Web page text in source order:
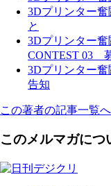
3Dプリンター
と
3Dプリンター
CONTEST 03
3Dプリンター奮
告知
この著者の記事一覧へ
このメルマガにつ